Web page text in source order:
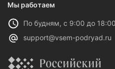
Мы работаем
По будням, с 9:00 до
support@vsem-podryad.ru